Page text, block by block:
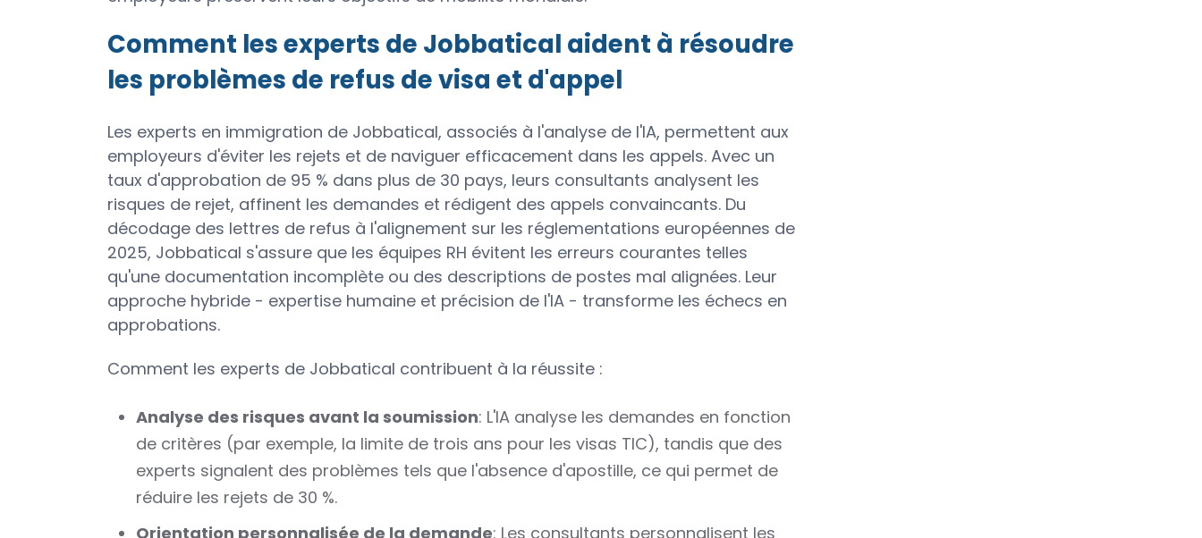
Comment les experts de Jobbatical aident à résoudre
les problèmes de refus de visa et d'appel
Les experts en immigration de Jobbatical, associés à l'analyse de l'IA, permettent aux
employeurs d'éviter les rejets et de naviguer efficacement dans les appels. Avec un
taux d'approbation de 95 % dans plus de 30 pays, leurs consultants analysent les
risques de rejet, affinent les demandes et rédigent des appels convaincants. Du
décodage des lettres de refus à l'alignement sur les réglementations européennes de
2025, Jobbatical s'assure que les équipes RH évitent les erreurs courantes telles
qu'une documentation incomplète ou des descriptions de postes mal alignées. Leur
approche hybride - expertise humaine et précision de l'IA - transforme les échecs en
approbations.
Comment les experts de Jobbatical contribuent à la réussite :
Analyse des risques avant la soumission: L'IA analyse les demandes en fonction
de critères (par exemple, la limite de trois ans pour les visas TIC), tandis que des
experts signalent des problèmes tels que l'absence d'apostille, ce qui permet de
réduire les rejets de 30 %.
Orientation personnalisée de la demande: Les consultants personnalisent les